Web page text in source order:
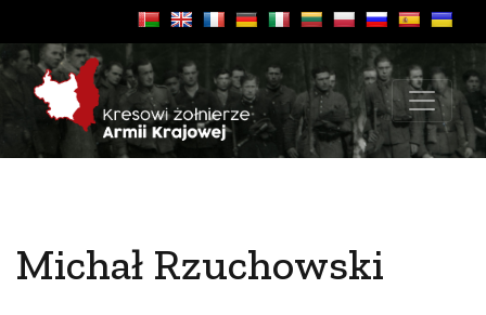
Michał Rzuchowski